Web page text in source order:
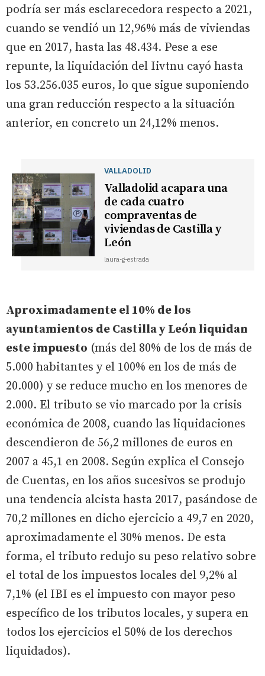
podría ser más esclarecedora respecto a 2021,
cuando se vendió un 12,96% más de viviendas
que en 2017, hasta las 48.434. Pese a ese
repunte, la liquidación del Iivtnu cayó hasta
los 53.256.035 euros, lo que sigue suponiendo
una gran reducción respecto a la situación
anterior, en concreto un 24,12% menos.
VALLADOLID
Valladolid acapara una
de cada cuatro
compraventas de
viviendas de Castilla y
León
laura-g-estrada
Aproximadamente el 10% de los
ayuntamientos de Castilla y León liquidan
este impuesto (más del 80% de los de más de
5.000 habitantes y el 100% en los de más de
20.000) y se reduce mucho en los menores de
2.000. El tributo se vio marcado por la crisis
económica de 2008, cuando las liquidaciones
descendieron de 56,2 millones de euros en
2007 a 45,1 en 2008. Según explica el Consejo
de Cuentas, en los años sucesivos se produjo
una tendencia alcista hasta 2017, pasándose de
70,2 millones en dicho ejercicio a 49,7 en 2020,
aproximadamente el 30% menos. De esta
forma, el tributo redujo su peso relativo sobre
el total de los impuestos locales del 9,2% al
7,1% (el IBI es el impuesto con mayor peso
específico de los tributos locales, y supera en
todos los ejercicios el 50% de los derechos
liquidados).